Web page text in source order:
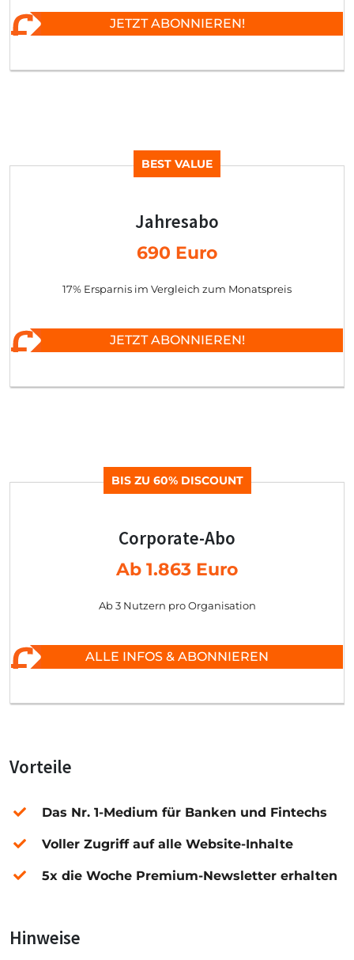
JETZT ABONNIEREN!
BEST VALUE
Jahresabo
690 Euro
17% Ersparnis im Vergleich zum Monatspreis
JETZT ABONNIEREN!
BIS ZU 60% DISCOUNT
Corporate-Abo
Ab 1.863 Euro
Ab 3 Nutzern pro Organisation
ALLE INFOS & ABONNIEREN
Vorteile
Das Nr. 1-Medium für Banken und Fintechs
Voller Zugriff auf alle Website-Inhalte
5x die Woche Premium-Newsletter erhalten
Hinweise